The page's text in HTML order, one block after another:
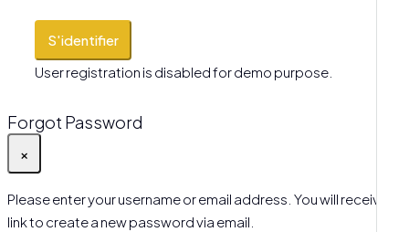
S'identifier
User registration is disabled for demo purpose.
Forgot Password
×
Please enter your username or email address. You will receive a
link to create a new password via email.